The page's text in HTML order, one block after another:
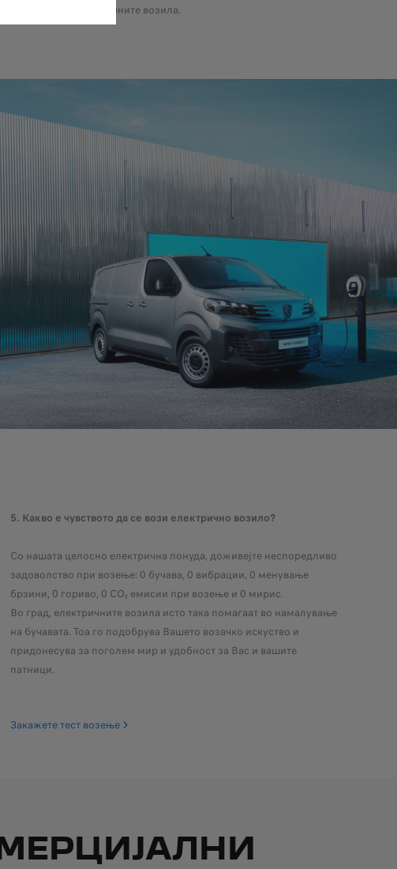
понизок кај електричните возила.
5. Какво е чувството да се вози електрично возило?
Со нашата целосно електрична понуда, доживејте неспоредливо
задоволство при возење: 0 бучава, 0 вибрации, 0 менување
брзини, 0 гориво, 0 CO₂ емисии при возење и 0 мирис.
Во град, електричните возила исто така помагаат во намалување
на бучавата. Тоа го подобрува Вашето возачко искуство и
придонесува за поголем мир и удобност за Вас и вашите
патници.
Закажете тест возење